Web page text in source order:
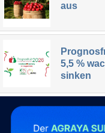
aus
5,5 %
sinken